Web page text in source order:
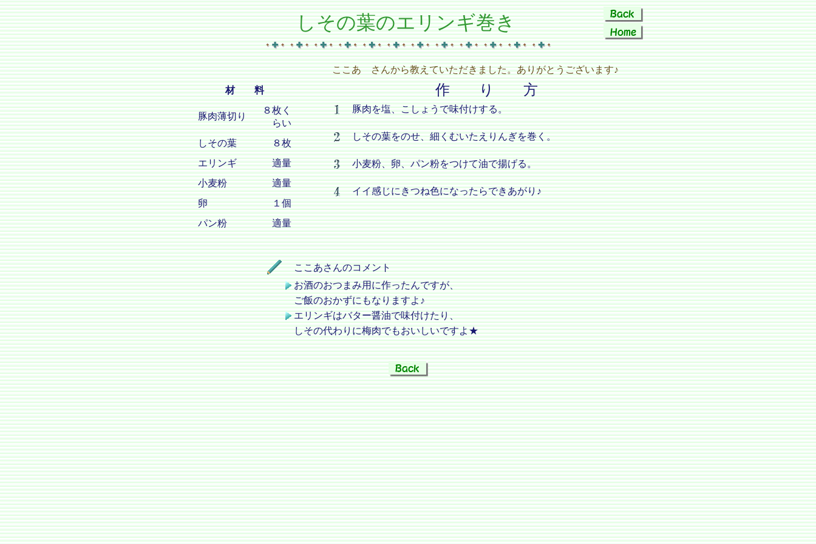
しその葉のエリンギ巻き
材 料
豚肉薄切り
８枚く
らい
しその葉
８枚
エリンギ
適量
小麦粉
適量
卵
１個
パン粉
適量
ここあ さんから教えていただきました。ありがとうございます♪
作 り 方
豚肉を塩、こしょうで味付けする。
しその葉をのせ、細くむいたえりんぎを巻く。
小麦粉、卵、パン粉をつけて油で揚げる。
イイ感じにきつね色になったらできあがり♪
ここあさんのコメント
お酒のおつまみ用に作ったんですが、
ご飯のおかずにもなりますよ♪
エリンギはバター醤油で味付けたり、
しその代わりに梅肉でもおいしいですよ★